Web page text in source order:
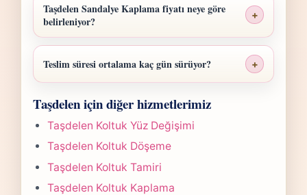
Taşdelen Sandalye Kaplama fiyatı neye göre
belirleniyor?
+
Taşdelen Sandalye Kaplama fiyatı; ölçü,
malzeme sınıfı, işçilik yoğunluğu ve teslim
planına göre belirlenir. Fotoğraf
gönderdiğinizde hızlıca anlaşılır bir aralık
paylaşırız.
Teslim süresi ortalama kaç gün sürüyor? +
yapılan işlemin kapsamına göre değişir.
Çoğu projede 5-7 iş günü hedefiyle çalışır,
olası değişikliği önceden bildiririz.
Taşdelen için diğer hizmetlerimiz
Taşdelen Koltuk Yüz Değişimi
Taşdelen Koltuk Döşeme
Taşdelen Koltuk Tamiri
Taşdelen Koltuk Kaplama